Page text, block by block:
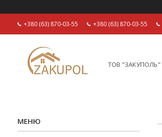
+380 (63) 870-03-55 +380 (63) 870-03-55
ТОВ "ЗАКУПОЛЬ"